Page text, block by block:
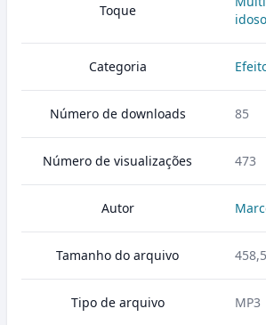
Toque
Categoria
Número de downloads 85
Número de visualizações 473
Autor
Tamanho do arquivo
Tipo de arquivo MP3